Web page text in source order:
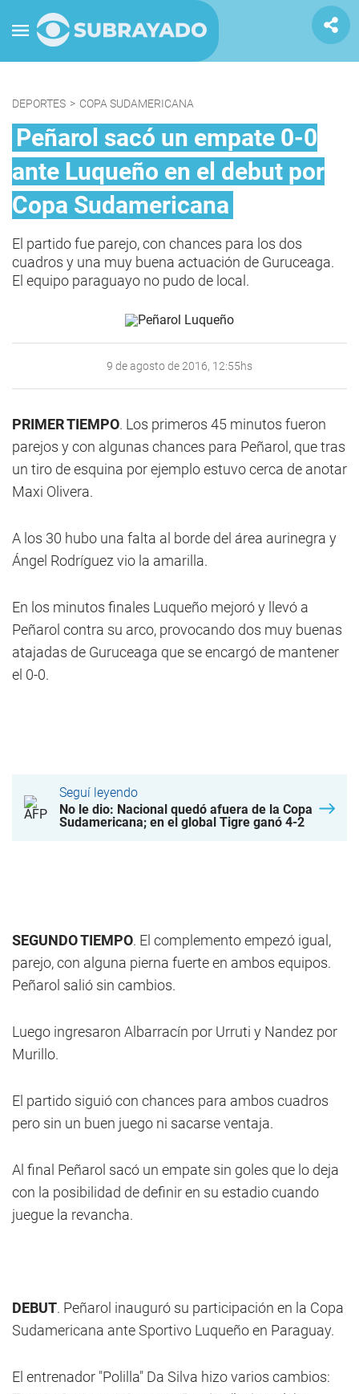
DEPORTES > COPA SUDAMERICANA
Peñarol sacó un empate 0-0
ante Luqueño en el debut por
Copa Sudamericana
El partido fue parejo, con chances para los dos
cuadros y una muy buena actuación de Guruceaga.
El equipo paraguayo no pudo de local.
9 de agosto de 2016, 12:55hs
PRIMER TIEMPO. Los primeros 45 minutos fueron
parejos y con algunas chances para Peñarol, que tras
un tiro de esquina por ejemplo estuvo cerca de anotar
Maxi Olivera.
A los 30 hubo una falta al borde del área aurinegra y
Ángel Rodríguez vio la amarilla.
En los minutos finales Luqueño mejoró y llevó a
Peñarol contra su arco, provocando dos muy buenas
atajadas de Guruceaga que se encargó de mantener
el 0-0.
Seguí leyendo
No le dio: Nacional quedó afuera de la Copa
Sudamericana; en el global Tigre ganó 4-2
SEGUNDO TIEMPO. El complemento empezó igual,
parejo, con alguna pierna fuerte en ambos equipos.
Peñarol salió sin cambios.
Luego ingresaron Albarracín por Urruti y Nandez por
Murillo.
El partido siguió con chances para ambos cuadros
pero sin un buen juego ni sacarse ventaja.
Al final Peñarol sacó un empate sin goles que lo deja
con la posibilidad de definir en su estadio cuando
juegue la revancha.
DEBUT. Peñarol inauguró su participación en la Copa
Sudamericana ante Sportivo Luqueño en Paraguay.
El entrenador "Polilla" Da Silva hizo varios cambios: